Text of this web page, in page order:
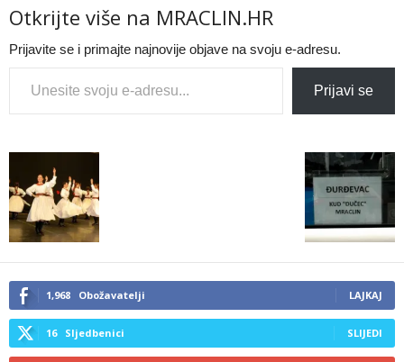
Otkrijte više na MRACLIN.HR
Prijavite se i primajte najnovije objave na svoju e-adresu.
Type your email…
Prijavi se
1,968 Obožavatelji LAJKAJ
16 Sljedbenici SLIJEDI